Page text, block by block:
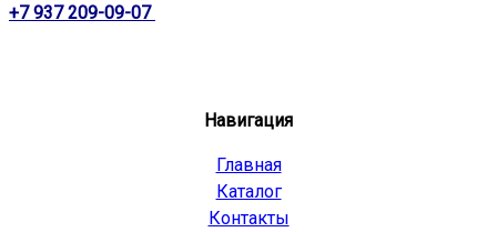
+7 937 209-09-07
Навигация
Главная
Каталог
Контакты